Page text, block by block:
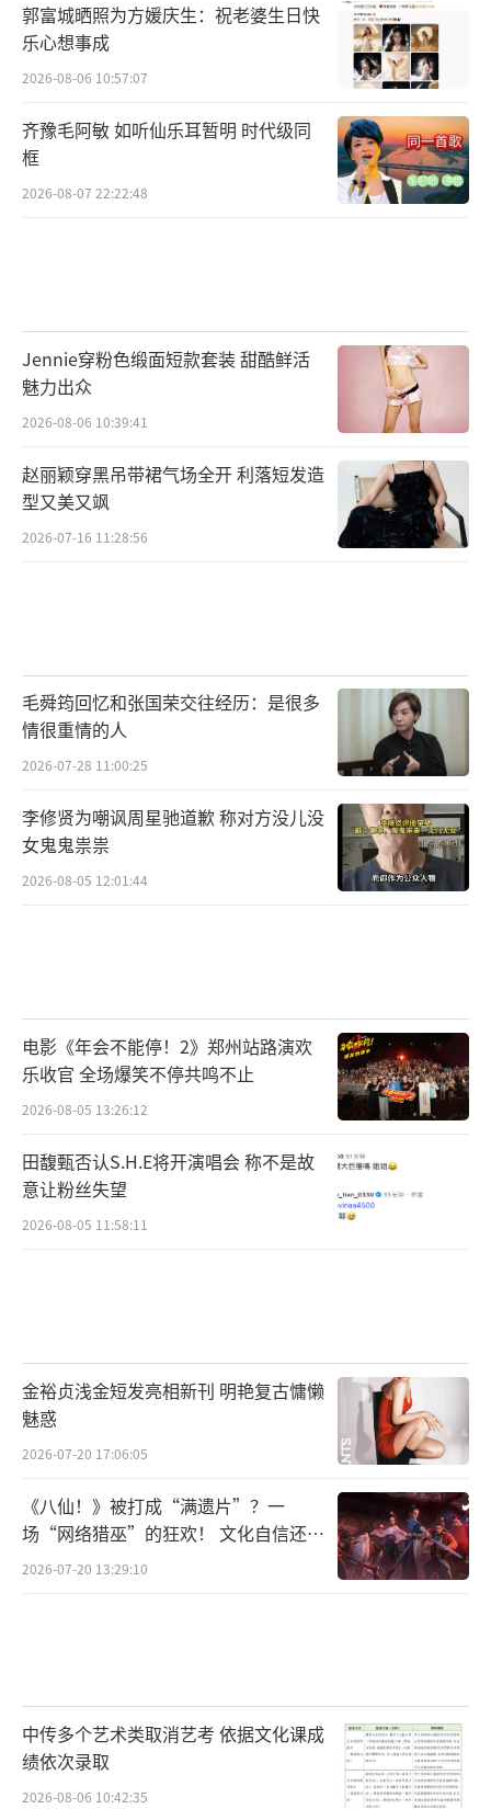
郭富城晒照为方媛庆生：祝老婆生日快
乐心想事成
2026-08-06 10:57:07
齐豫毛阿敏 如听仙乐耳暂明 时代级同
框
2026-08-07 22:22:48
Jennie穿粉色缎面短款套装 甜酷鲜活
魅力出众
2026-08-06 10:39:41
赵丽颖穿黑吊带裙气场全开 利落短发造
型又美又飒
2026-07-16 11:28:56
毛舜筠回忆和张国荣交往经历：是很多
情很重情的人
2026-07-28 11:00:25
李修贤为嘲讽周星驰道歉 称对方没儿没
女鬼鬼祟祟
2026-08-05 12:01:44
电影《年会不能停！2》郑州站路演欢
乐收官 全场爆笑不停共鸣不止
2026-08-05 13:26:12
田馥甄否认S.H.E将开演唱会 称不是故
意让粉丝失望
2026-08-05 11:58:11
金裕贞浅金短发亮相新刊 明艳复古慵懒
魅惑
2026-07-20 17:06:05
《八仙！》被打成“满遗片”？一
场“网络猎巫”的狂欢！ 文化自信还是
焦虑？
2026-07-20 13:29:10
中传多个艺术类取消艺考 依据文化课成
绩依次录取
2026-08-06 10:42:35